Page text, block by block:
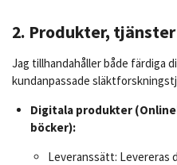
2. Produkter,
Jag tillhandahåller både färdiga
kundanpassade
Digitala produkter
böcker):
Leveranssätt: Levereras